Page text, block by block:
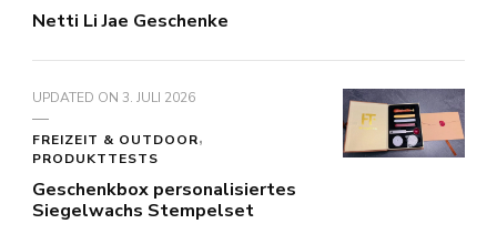
Netti Li Jae Geschenke
UPDATED ON 3. JULI 2026
FREIZEIT & OUTDOOR
PRODUKTTESTS
Geschenkbox personalisiertes
Siegelwachs Stempelset